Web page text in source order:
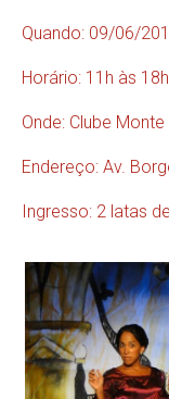
Quando: 09/06/
Horário: 11h às
Onde: Clube
Endereço: Av.
Ingresso: 2 latas